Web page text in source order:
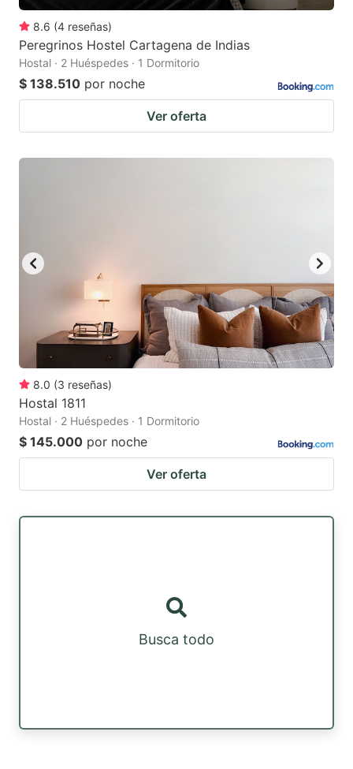
8.6 (4 reseñas)
Peregrinos Hostel Cartagena de Indias
Hostal · 2 Huéspedes · 1 Dormitorio
$ 138.510 por noche
Ver oferta
8.0 (3 reseñas)
Hostal 1811
Hostal · 2 Huéspedes · 1 Dormitorio
$ 145.000 por noche
Ver oferta
Busca todo